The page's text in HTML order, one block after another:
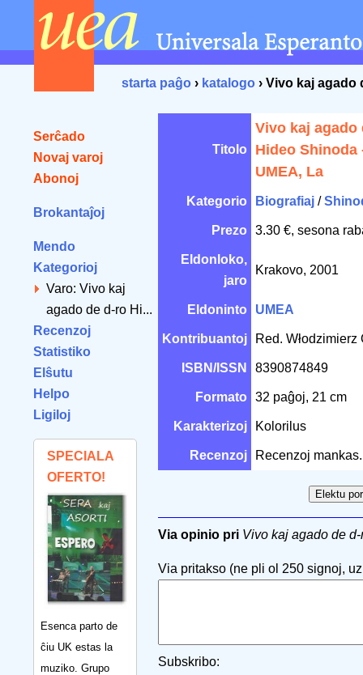
starta paĝo › katalogo › Vivo kaj agado
Serĉado
Novaj varoj
Abonoj
Brokantaĵoj
Mendo
Kategorioj
Varo: Vivo kaj
agado de d-ro Hi...
Recenzoj
Statistiko
Elŝutu
Helpo
Ligiloj
SPECIALA
OFERTO!
Esenca parto de
ĉiu UK estas la
muziko. Grupo
Titolo
Vivo kaj agado
Hideo Shinoda
UMEA, La
Kategorio Biografiaj /
Prezo 3.30 €, sesona
Eldonloko,
jaro
Krakovo, 2001
Eldoninto UMEA
Kontribuantoj Red.
ISBN/ISSN 8390874849
Formato 32 paĝoj, 21 cm
Karakterizoj Kolorilus
Recenzoj Recenzoj mankas.
Via opinio pri Vivo kaj agado de
Via pritakso (ne pli ol 250 signoj,
Subskribo: